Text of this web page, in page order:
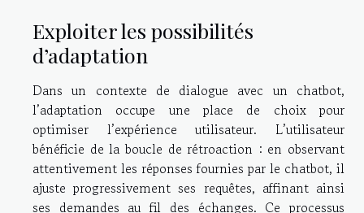
Exploiter les possibilités
d’adaptation
Dans un contexte de dialogue avec un chatbot,
l’adaptation occupe une place de choix pour
optimiser l’expérience utilisateur. L’utilisateur
bénéficie de la boucle de rétroaction : en observant
attentivement les réponses fournies par le chatbot, il
ajuste progressivement ses requêtes, affinant ainsi
ses demandes au fil des échanges. Ce processus